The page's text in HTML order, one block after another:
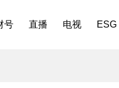
号 直播 电视 ESG